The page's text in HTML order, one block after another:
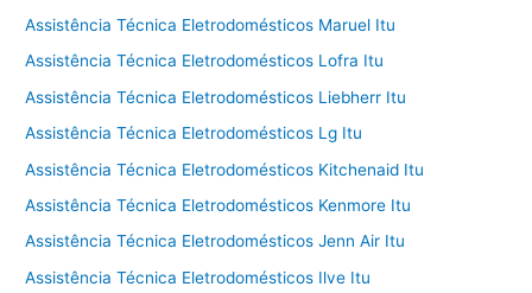
Assistência Técnica Eletrodomésticos Maruel Itu
Assistência Técnica Eletrodomésticos Lofra Itu
Assistência Técnica Eletrodomésticos Liebherr Itu
Assistência Técnica Eletrodomésticos Lg Itu
Assistência Técnica Eletrodomésticos Kitchenaid Itu
Assistência Técnica Eletrodomésticos Kenmore Itu
Assistência Técnica Eletrodomésticos Jenn Air Itu
Assistência Técnica Eletrodomésticos Ilve Itu